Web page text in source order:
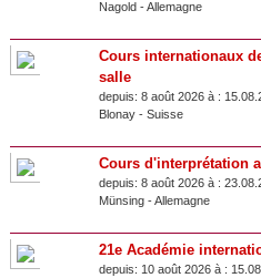
Nagold -Allemagne
Cours internationaux
salle
depuis: 8 août 2026 à :
Blonay- Suisse
Cours d'interprétation
depuis: 8 août 2026 à :
Münsing-Allemagne
21e Académie
depuis: 10 août 2026 à :